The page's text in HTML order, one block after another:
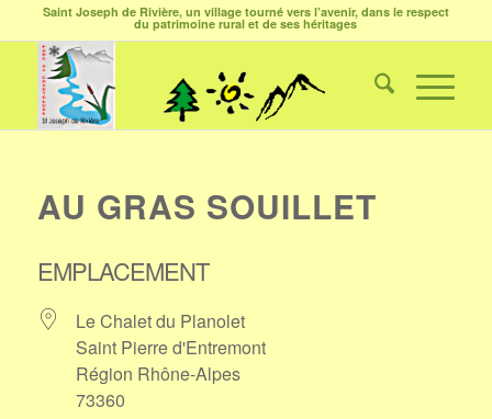
Saint Joseph de Rivière, un village tourné vers l’avenir, dans le respect
du patrimoine rural et de ses héritages
AU GRAS SOUILLET
EMPLACEMENT
Le Chalet du Planolet
Saint Pierre d'Entremont
Région Rhône-Alpes
73360